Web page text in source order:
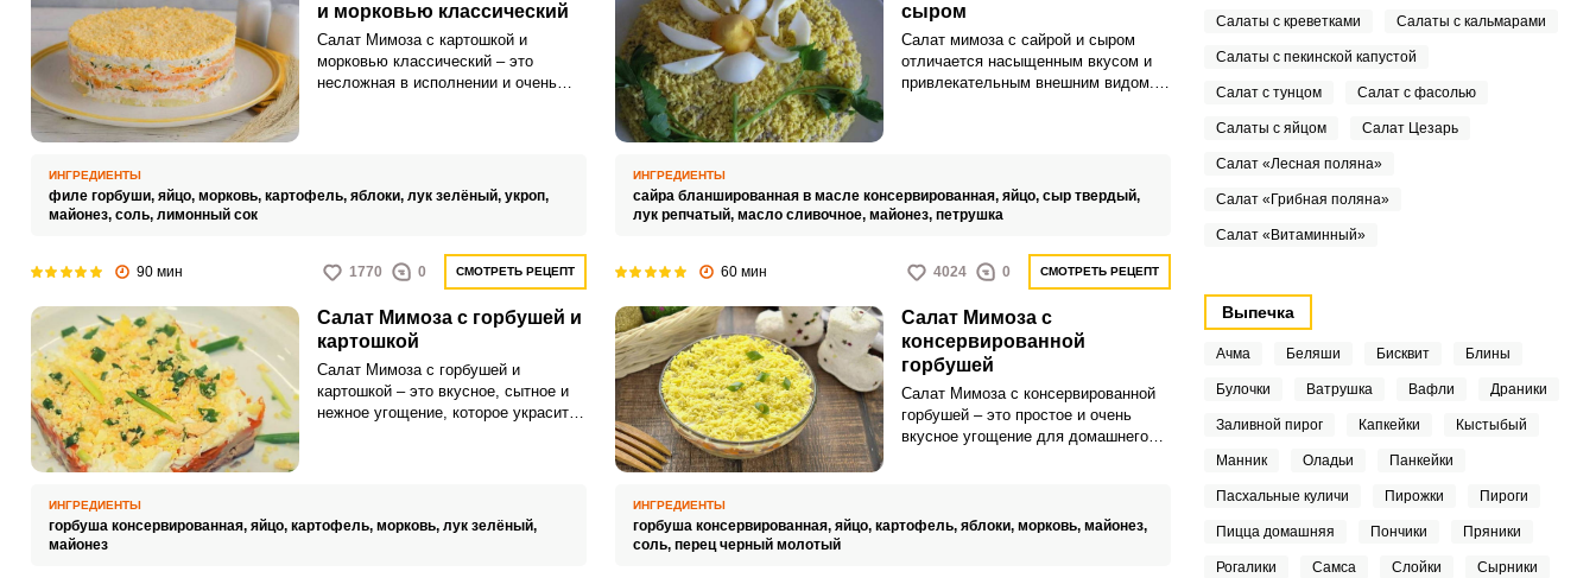
и морковью классический
Салат Мимоза с картошкой и
морковью классический – это
несложная в исполнении и очень
аппетитным угощением, то
нашей кулинарной подборки.
ИНГРЕДИЕНТЫ
филе горбуши, яйцо, морковь, картофель, яблоки, лук зелёный, укроп,
майонез, соль, лимонный сок
90 мин 1770 0 СМОТРЕТЬ РЕЦЕПТ
сыром
Салат мимоза с сайрой и сыром
отличается насыщенным вкусом и
привлекательным внешним видом.
ИНГРЕДИЕНТЫ
сайра бланшированная в масле консервированная, яйцо, сыр твердый,
лук репчатый, масло сливочное, майонез, петрушка
60 мин 4024 0 СМОТРЕТЬ РЕЦЕПТ
Салат Мимоза с горбушей и
картошкой
Салат Мимоза с горбушей и
картошкой – это вкусное, сытное и
нежное угощение, которое украсит
ИНГРЕДИЕНТЫ
горбуша консервированная, яйцо, картофель, морковь, лук зелёный,
майонез
Салат Мимоза с
консервированной
горбушей
Салат Мимоза с консервированной
горбушей – это простое и очень
вкусное угощение для домашнего
ИНГРЕДИЕНТЫ
горбуша консервированная, яйцо, картофель, яблоки, морковь, майонез,
соль, перец черный молотый
Салаты с креветками Салаты с кальмарами
Салаты с пекинской капустой
Салат с тунцом Салат с фасолью
Салаты с яйцом Салат Цезарь
Салат «Лесная поляна»
Салат «Грибная поляна»
Салат «Витаминный»
Выпечка
Ачма Беляши Бисквит Блины
Булочки Ватрушка Вафли Драники
Заливной пирог Капкейки Кыстыбый
Манник Оладьи Панкейки
Пасхальные куличи Пирожки Пироги
Пицца домашняя Пончики Пряники
Рогалики Самса Слойки Сырники